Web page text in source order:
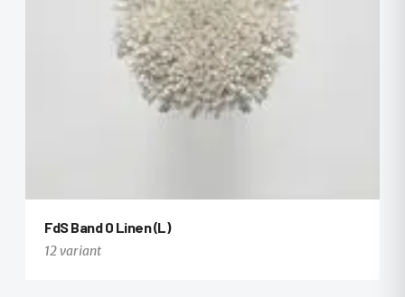
FdS Band 0 Linen (L)
12 variant